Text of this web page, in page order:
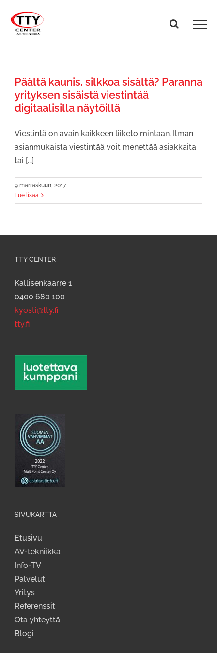
content
Päältä kaunis, silkkoa sisältä? Paranna
yrityksen sisäistä viestintää
digitaalisilla näytöillä
Viestintä on avain kaikkeen liiketoimintaan. Ilman
asianmukaista viestintää voit menettää asiakkaita
tai [...]
9 marraskuun, 2017
Lue lisää
TTY CENTER
Kallisenkaarre 1
0400 680 100
kyosti@tty.fi
tty.fi
SIVUKARTTA
Etusivu
AV-tekniikka
Info-TV
Palvelut
Yritys
Referenssit
Ota yhteyttä
Blogi